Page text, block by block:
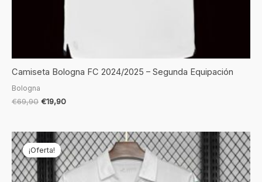
Camiseta Bologna FC 2024/2025 – Segunda Equipación
Bologna
€69,90 €19,90
¡Oferta!
¡Oferta!
precio
original
era:
€69,90.
El
precio
actual
es:
€19,90.